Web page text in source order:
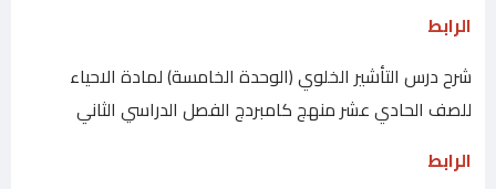
الرابط
شرح درس التأشير الخلوي (الوحدة الخامسة) لمادة الاحياء
للصف الحادي عشر منهج كامبردج الفصل الدراسي الثاني
الرابط